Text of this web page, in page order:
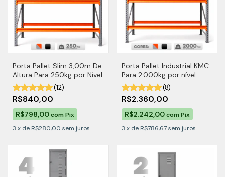
Porta Pallet Slim 3,00m De
Altura Para 250kg por Nível
(12)
R$840,00
R$798,00comPix
3 x de R$280,00 sem juros
Porta Pallet Industrial KMC
Para 2.000kg por nível
(8)
R$2.360,00
R$2.242,00com Pix
3 x de R$786,67 sem juros